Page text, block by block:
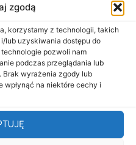
zgodą
korzystamy z technologii, takich
lub uzyskiwania dostępu do
pozwoli nam
podczas przeglądania lub
Brak wyrażenia zgody lub
na niektóre cechy i